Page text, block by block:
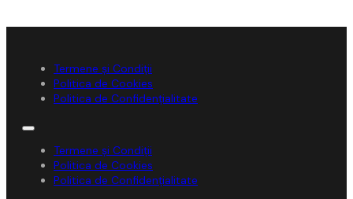
Termene și Condiții
Politica de Cookies
Politica de Confidențialitate
Termene și Condiții
Politica de Cookies
Politica de Confidențialitate